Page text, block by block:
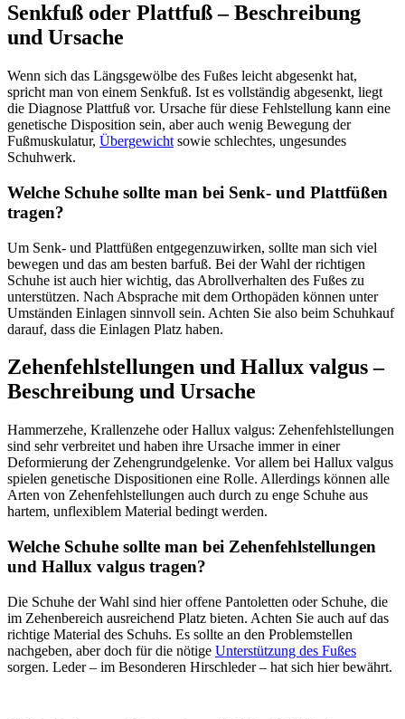
Senkfuß oder Plattfuß – Beschreibung
und Ursache
Wenn sich das Längsgewölbe des Fußes leicht abgesenkt hat,
spricht man von einem Senkfuß. Ist es vollständig abgesenkt, liegt
die Diagnose Plattfuß vor. Ursache für diese Fehlstellung kann eine
genetische Disposition sein, aber auch wenig Bewegung der
Fußmuskulatur, Übergewicht sowie schlechtes, ungesundes
Schuhwerk.
Welche Schuhe sollte man bei Senk- und Plattfüßen
tragen?
Um Senk- und Plattfüßen entgegenzuwirken, sollte man sich viel
bewegen und das am besten barfuß. Bei der Wahl der richtigen
Schuhe ist auch hier wichtig, das Abrollverhalten des Fußes zu
unterstützen. Nach Absprache mit dem Orthopäden können unter
Umständen Einlagen sinnvoll sein. Achten Sie also beim Schuhkauf
darauf, dass die Einlagen Platz haben.
Zehenfehlstellungen und Hallux valgus –
Beschreibung und Ursache
Hammerzehe, Krallenzehe oder Hallux valgus: Zehenfehlstellungen
sind sehr verbreitet und haben ihre Ursache immer in einer
Deformierung der Zehengrundgelenke. Vor allem bei Hallux valgus
spielen genetische Dispositionen eine Rolle. Allerdings können alle
Arten von Zehenfehlstellungen auch durch zu enge Schuhe aus
hartem, unflexiblem Material bedingt werden.
Welche Schuhe sollte man bei Zehenfehlstellungen
und Hallux valgus tragen?
Die Schuhe der Wahl sind hier offene Pantoletten oder Schuhe, die
im Zehenbereich ausreichend Platz bieten. Achten Sie auch auf das
richtige Material des Schuhs. Es sollte an den Problemstellen
nachgeben, aber doch für die nötige Unterstützung des Fußes
sorgen. Leder – im Besonderen Hirschleder – hat sich hier bewährt.